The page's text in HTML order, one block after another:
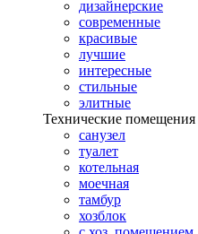
дизайнерские
современные
красивые
лучшие
интересные
стильные
элитные
Технические помещения
санузел
туалет
котельная
моечная
тамбур
хозблок